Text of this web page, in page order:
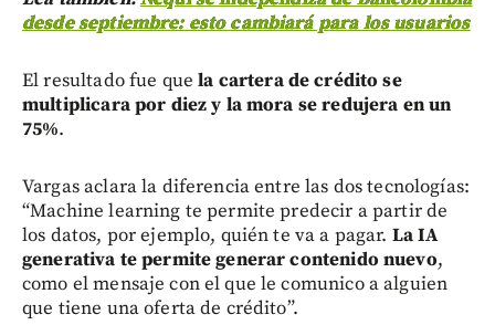
desde septiembre: esto cambiará para los usuarios
El resultado fue quela cartera de crédito se
multiplicara por diez y la mora se redujera en un
75%.
Vargas aclara la diferencia entre las dos tecnologías:
“Machine learning te permite predecir a partir de
los datos, por ejemplo, quién te va a pagar. La IA
generativa te permite generar contenido nuevo,
como el mensaje con el que le comunico a alguien
que tiene una oferta de crédito”.